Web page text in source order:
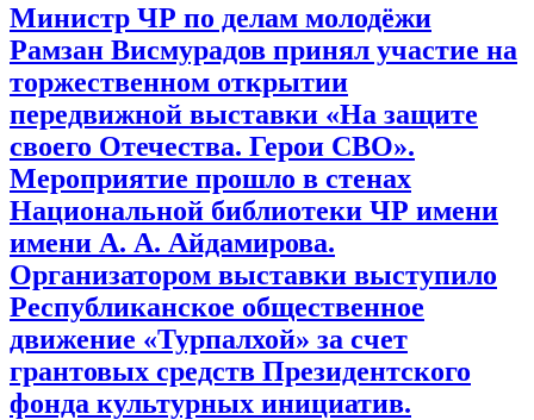
Министр ЧР по делам молодёжи
Рамзан Висмурадов принял участие на
торжественном открытии
передвижной выставки «На защите
своего Отечества. Герои СВО».
Мероприятие прошло в стенах
Национальной библиотеки ЧР имени
имени А. А. Айдамирова.
Организатором выставки выступило
Республиканское общественное
движение «Турпалхой» за счет
грантовых средств Президентского
фонда культурных инициатив.